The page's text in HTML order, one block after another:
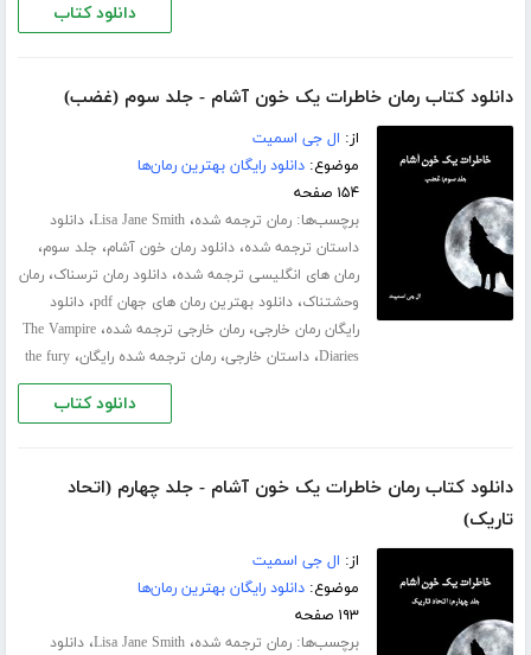
دانلود کتاب
دانلود کتاب رمان خاطرات یک خون آشام - جلد سوم (غضب)
از: ال جی اسمیت
موضوع:دانلود رایگان بهترین رمان‌ها
۱۵۴ صفحه
برچسب‌ها:رمان ترجمه شده،Lisa Jane Smith،دانلود
داستان ترجمه شده،دانلود رمان خون آشام، جلد سوم،
رمان های انگلیسی ترجمه شده،دانلود رمان ترسناک،رمان
وحشتناک،دانلود بهترین رمان های جهان pdf ،دانلود
رایگان رمان خارجی،رمان خارجی ترجمه شده،The Vampire
Diaries،داستان خارجی،رمان ترجمه شده رایگان،the fury
دانلود کتاب
دانلود کتاب رمان خاطرات یک خون آشام - جلد چهارم (اتحاد
تاریک)
از: ال جی اسمیت
موضوع:دانلود رایگان بهترین رمان‌ها
۱۹۳ صفحه
برچسب‌ها:رمان ترجمه شده،Lisa Jane Smith،دانلود